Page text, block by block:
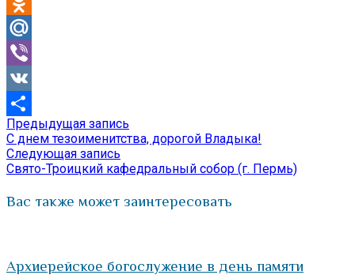
Odnoklassniki
Mail.Ru
Viber
VK
Отправить
Навигация
по
записям
Предыдущая запись
запись:
C днем тезоименитства, дорогой Владыка!
Следующая запись
запись:
Свято-Троицкий кафедральный собор (г. Пермь)
Вас также может заинтересовать
Архиерейское богослужение в день памяти